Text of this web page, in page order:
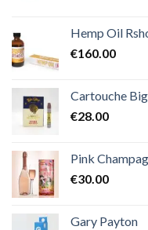
Hemp Oil
€160.00
Cartouche
€28.00
Pink
€30.00
Gary Payton